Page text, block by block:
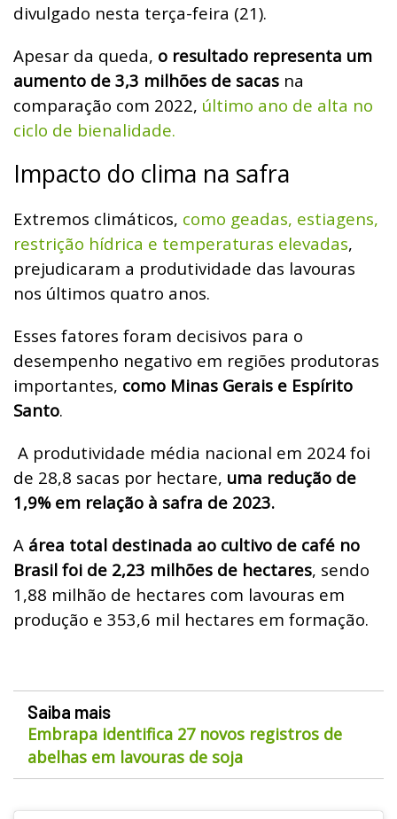
divulgado nesta terça-feira (21).
Apesar da queda, o resultado representa um
aumento de 3,3 milhões de sacas na
comparação com 2022, último ano de alta no
ciclo de bienalidade.
Impacto do clima na safra
Extremos climáticos, como geadas, estiagens,
restrição hídrica e temperaturas elevadas,
prejudicaram a produtividade das lavouras
nos últimos quatro anos.
Esses fatores foram decisivos para o
desempenho negativo em regiões produtoras
importantes, como Minas Gerais e Espírito
Santo.
A produtividade média nacional em 2024 foi
de 28,8 sacas por hectare, uma redução de
1,9% em relação à safra de 2023.
A área total destinada ao cultivo de café no
Brasil foi de 2,23 milhões de hectares, sendo
1,88 milhão de hectares com lavouras em
produção e 353,6 mil hectares em formação.
Saiba mais
Embrapa identifica 27 novos registros de
abelhas em lavouras de soja